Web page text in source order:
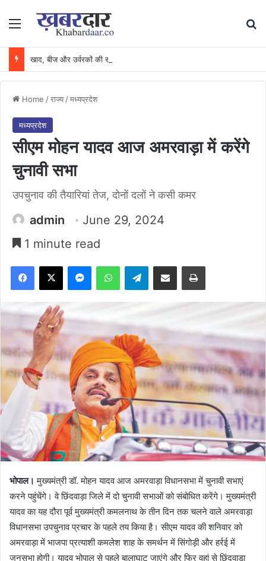
Menu
Home /राज्य /मध्यप्रदेश
मध्यप्रदेश
सीएम मोहन यादव आज अमरवाड़ा में करेंगे
चुनावी सभा
उपचुनाव की तैयारियां तेज, दोनों दलों ने कसी कमर
admin
June 29, 2024
1 minute read
Facebook
X MessengerWhatsAppTelegramShare via Email Print
भोपाल। मुख्यमंत्री डॉ. मोहन यादव आज अमरवाड़ा विधानसभा में चुनावी सभाएं
करने पहुंचेंगे। वे छिंदवाड़ा जिले में दो चुनावी सभाओं को संबोधित करेंगे। मुख्यमंत्री
यादव का यह दौरा पूर्व मुख्यमंत्री कमलनाथ के तीन दिन तक चलने वाले अमरवाड़ा
विधानसभा उपचुनाव प्रचार के पहले तय किया है। सीएम यादव की शनिवार को
अमरवाड़ा में भाजपा प्रत्याशी कमलेश शाह के समर्थन में सिंगोड़ी और हर्रई में
जनसभा होगी। यादव भोपाल से पहले बालाघाट जाएंगे और फिर वहां से छिंदवाड़ा